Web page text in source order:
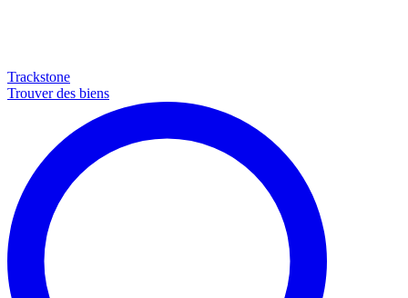
Trackstone
Trouver des biens